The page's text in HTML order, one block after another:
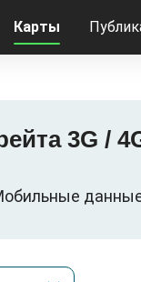
Карты
3G /